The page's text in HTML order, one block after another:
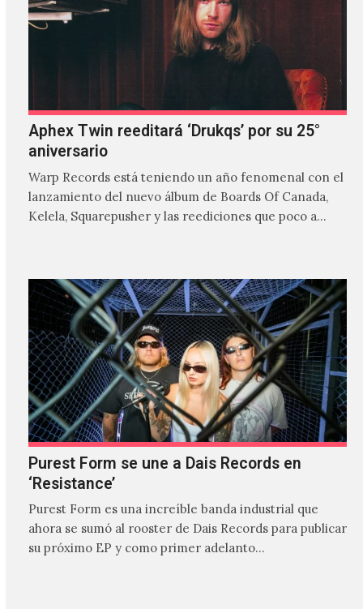
Aphex Twin reeditará ‘Drukqs’ por su 25°
aniversario
Warp Records está teniendo un año fenomenal con el
lanzamiento del nuevo álbum de Boards Of Canada,
Kelela, Squarepusher y las reediciones que poco a…
Purest Form se une a Dais Records en
‘Resistance’
Purest Form es una increíble banda industrial que
ahora se sumó al rooster de Dais Records para publicar
su próximo EP y como primer adelanto…